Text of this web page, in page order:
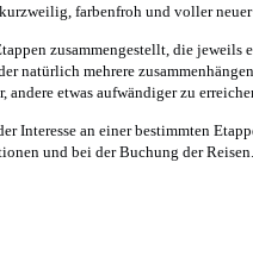
farbenfroh und voller
zusammengestellt, die jeweils
natürlich mehrere
andere etwas aufwändiger zu
Interesse an einer bestimmten
und bei der Buchung der Reisen.